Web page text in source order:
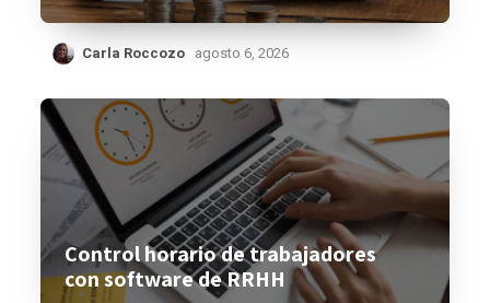
Carla Roccozo agosto 6, 2026
Control horario de trabajadores
con software de RRHH